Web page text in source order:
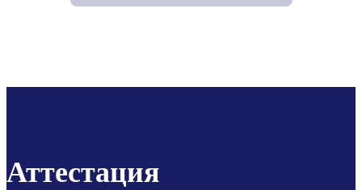
Аттестация